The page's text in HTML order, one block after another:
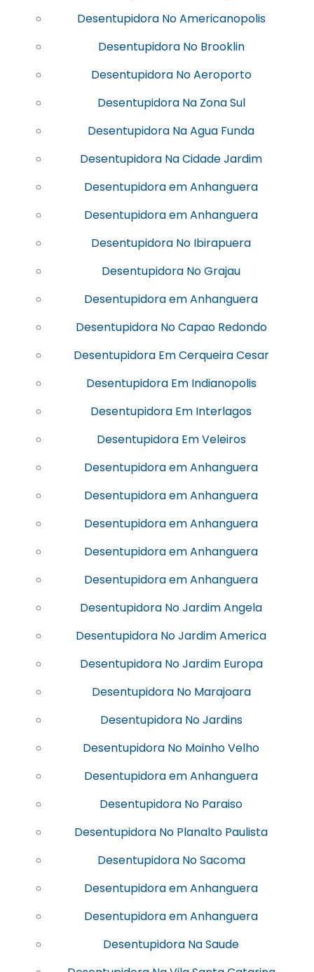
Desentupidora No Americanopolis
Desentupidora No Brooklin
Desentupidora No Aeroporto
Desentupidora Na Zona Sul
Desentupidora Na Agua Funda
Desentupidora Na Cidade Jardim
Desentupidora em Anhanguera
Desentupidora em Anhanguera
Desentupidora No Ibirapuera
Desentupidora No Grajau
Desentupidora em Anhanguera
Desentupidora No Capao Redondo
Desentupidora Em Cerqueira Cesar
Desentupidora Em Indianopolis
Desentupidora Em Interlagos
Desentupidora Em Veleiros
Desentupidora em Anhanguera
Desentupidora em Anhanguera
Desentupidora em Anhanguera
Desentupidora em Anhanguera
Desentupidora em Anhanguera
Desentupidora No Jardim Angela
Desentupidora No Jardim America
Desentupidora No Jardim Europa
Desentupidora No Marajoara
Desentupidora No Jardins
Desentupidora No Moinho Velho
Desentupidora em Anhanguera
Desentupidora No Paraiso
Desentupidora No Planalto Paulista
Desentupidora No Sacoma
Desentupidora em Anhanguera
Desentupidora em Anhanguera
Desentupidora Na Saude